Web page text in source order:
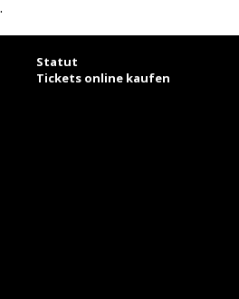
Statut
Tickets online kaufen